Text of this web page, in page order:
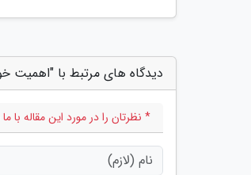
دیدگاه های مرتبط با "اهمیت
* نظرتان را در مورد این مقاله با